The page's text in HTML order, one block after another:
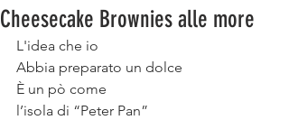
Cheesecake Brownies alle more
L'idea che io⠀
Abbia preparato un dolce⠀
È un pò come ⠀
l’isola di “Peter Pan”⠀